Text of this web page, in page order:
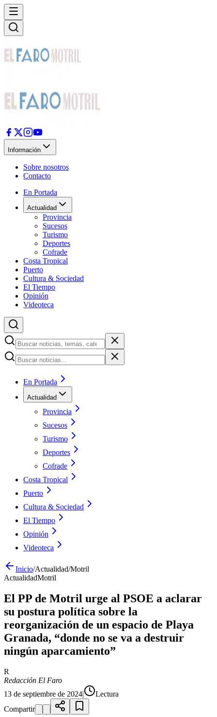
Información
Sobre nosotros
Contacto
En Portada
Actualidad
Provincia
Sucesos
Turismo
Deportes
Cofrade
Costa Tropical
Puerto
Cultura & Sociedad
El Tiempo
Opinión
Videoteca
En Portada
Actualidad
Provincia
Sucesos
Turismo
Deportes
Cofrade
Costa Tropical
Puerto
Cultura & Sociedad
El Tiempo
Opinión
Videoteca
Inicio/Actualidad/Motril
ActualidadMotril
El PP de Motril urge al PSOE a aclarar
su postura política sobre la
reorganización de un espacio de Playa
Granada, “donde no se va a destruir
ningún aparcamiento”
R
Redacción El Faro
13 de septiembre de 2024|
Lectura
Compartir